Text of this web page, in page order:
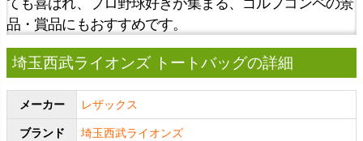
品・賞品にもおすすめです。
埼玉西武ライオンズ トートバッグの詳細
メーカー レザックス
ブランド 埼玉西武ライオンズ